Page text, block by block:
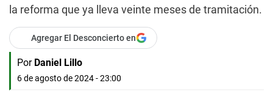
la reforma que ya lleva veinte meses de tramitación.
Agregar El Desconcierto en
Por Daniel Lillo
6 de agosto de 2024 - 23:00